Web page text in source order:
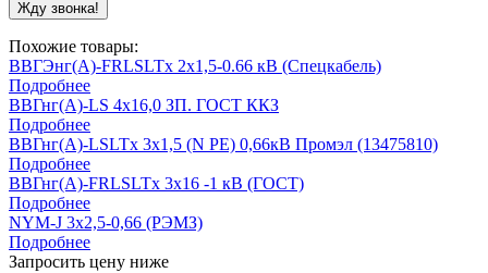
Похожие товары:
ВВГЭнг(А)-FRLSLTx 2х1,5-0.66 кВ (Спецкабель)
Подробнее
ВВГнг(А)-LS 4х16,0 ЗП. ГОСТ ККЗ
Подробнее
ВВГнг(А)-LSLTx 3х1,5 (N PE) 0,66кВ Промэл (13475810)
Подробнее
ВВГнг(А)-FRLSLTx 3х16 -1 кВ (ГОСТ)
Подробнее
NYM-J 3х2,5-0,66 (РЭМЗ)
Подробнее
Запросить цену ниже